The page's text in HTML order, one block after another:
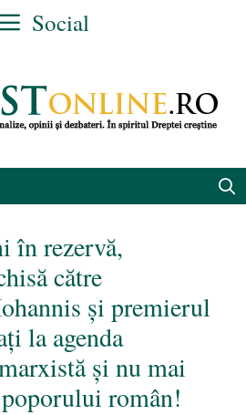
Social
în rezervă,
către
și premierul
la agenda
și nu mai
român!